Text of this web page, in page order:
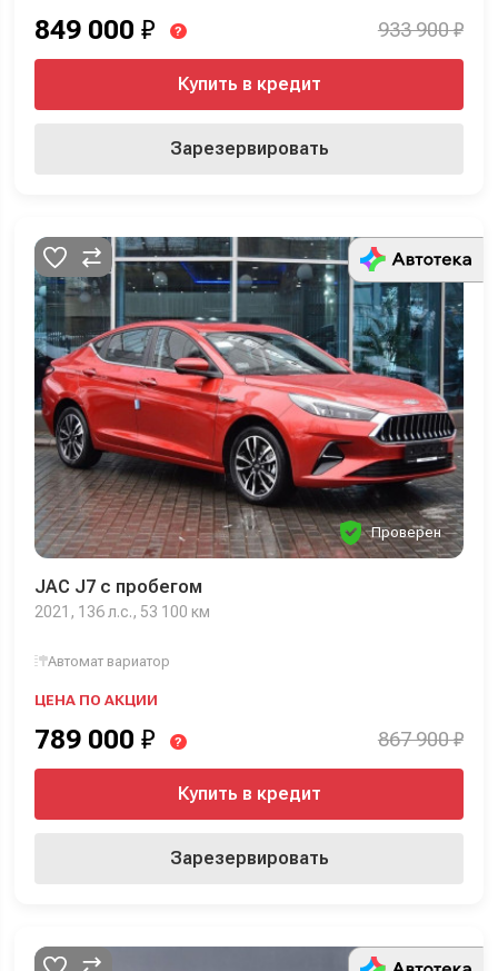
849 000 ₽ ? 933 900 ₽
Купить в кредит
Зарезервировать
Проверен
JAC J7 с пробегом
2021, 136 л.с., 53 100 км
Автомат вариатор
ЦЕНА ПО АКЦИИ
789 000 ₽ ? 867 900 ₽
Купить в кредит
Зарезервировать